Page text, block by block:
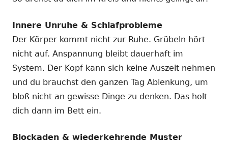
Innere Unruhe & Schlafprobleme
Der Körper kommt nicht zur Ruhe. Grübeln hört
nicht auf. Anspannung bleibt dauerhaft im
System. Der Kopf kann sich keine Auszeit nehmen
und du brauchst den ganzen Tag Ablenkung, um
bloß nicht an gewisse Dinge zu denken. Das holt
dich dann im Bett ein.
Blockaden & wiederkehrende Muster